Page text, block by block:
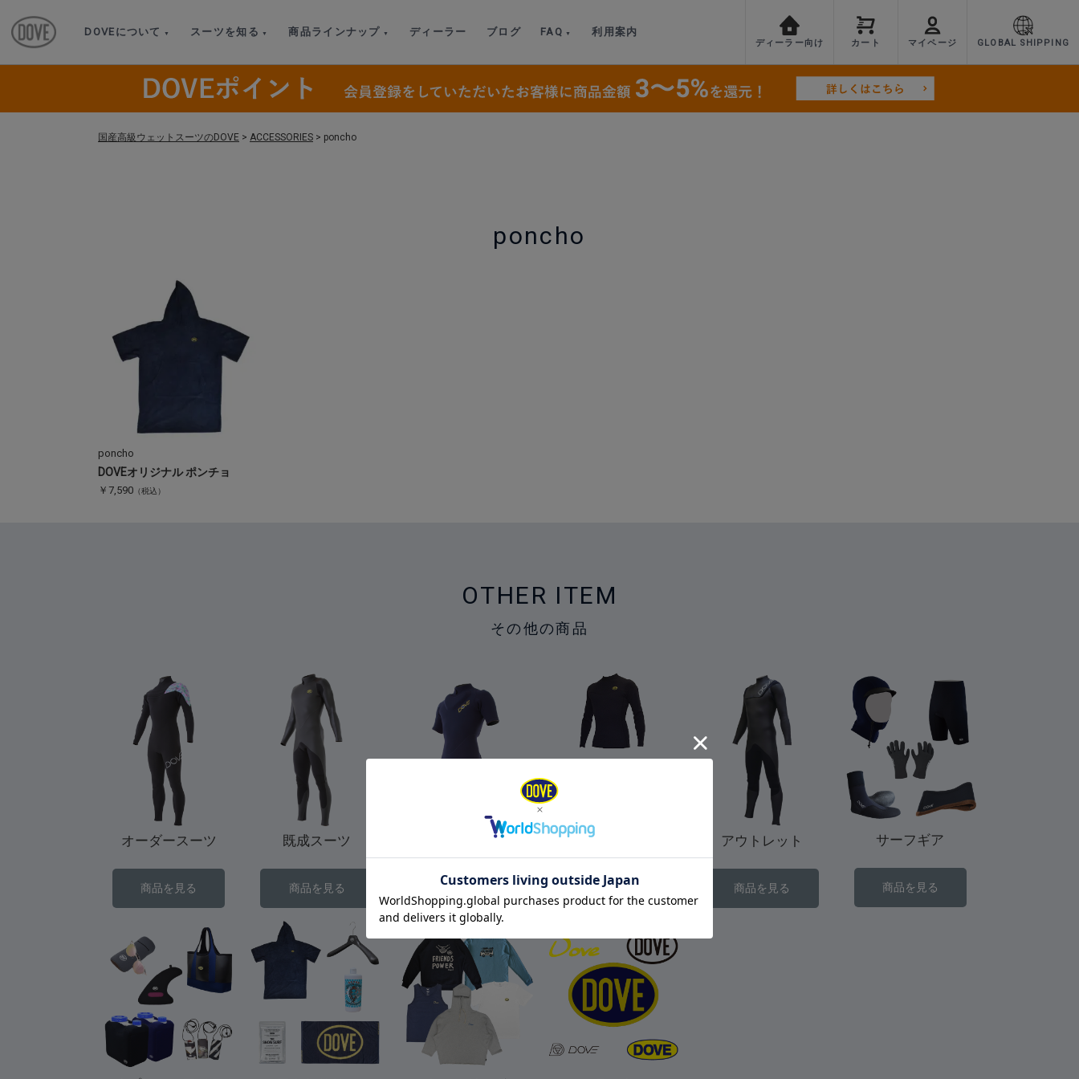
DOVEについて スーツを知る 商品ラインナップ ディーラー ブログ FAQ 利用案内
ディーラー向け カート マイページ GLOBAL SHIPPING
国産高級ウェットスーツのDOVE > ACCESSORIES > poncho
poncho
poncho
DOVEオリジナル ポンチョ
￥7,590 （税込）
OTHER ITEM
その他の商品
オーダースーツ
商品を見る
既成スーツ
商品を見る
インパクトスーツ
商品を見る
D-liteアイテム
商品を見る
アウトレット
商品を見る
サーフギア
商品を見る